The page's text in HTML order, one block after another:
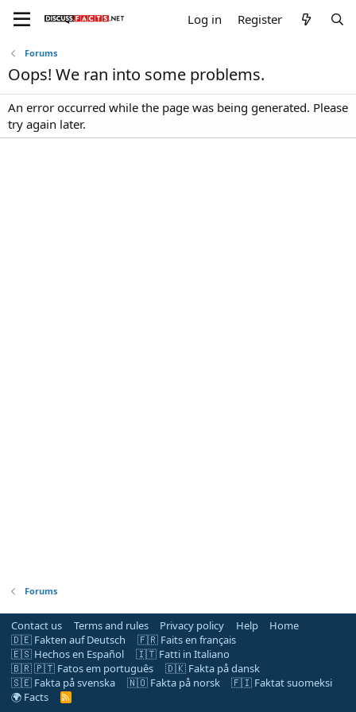
Log in Register
Forums
Oops! We ran into some problems.
An error occurred while the page was being generated. Please
try again later.
Forums
Contact us Terms and rules Privacy policy Help
Home
🇩🇪 Fakten auf Deutsch
🇫🇷 Faits en français
🇪🇸 Hechos en Español
🇮🇹 Fatti in Italiano
🇧🇷 🇵🇹 Fatos em português
🇩🇰 Fakta på dansk
🇸🇪 Fakta på svenska
🇳🇴 Fakta på norsk
🇫🇮 Faktat suomeksi
🌍 Facts
R